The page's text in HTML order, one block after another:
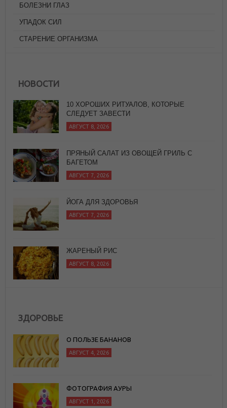
БОЛЕЗНИ ГЛАЗ
УПАДОК СИЛ
СТАРЕНИЕ ОРГАНИЗМА
НОВОСТИ
ПРЯНЫЙ САЛАТ ИЗ ОВОЩЕЙ ГРИЛЬ С
БАГЕТОМ
АВГУСТ 7, 2026
ЙОГА ДЛЯ ЗДОРОВЬЯ
АВГУСТ 7, 2026
ЖАРЕНЫЙ РИС
АВГУСТ 8, 2026
10 ХОРОШИХ РИТУАЛОВ, КОТОРЫЕ
СЛЕДУЕТ ЗАВЕСТИ
ЗДОРОВЬЕ
О ПОЛЬЗЕ БАНАНОВ
АВГУСТ 4, 2026
ФОТОГРАФИЯ АУРЫ
АВГУСТ 1, 2026